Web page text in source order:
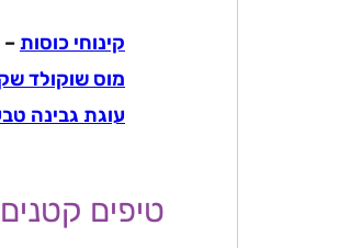
קינוחי כוסות–
מוס שוקולד
עוגת גבינה
טיפים